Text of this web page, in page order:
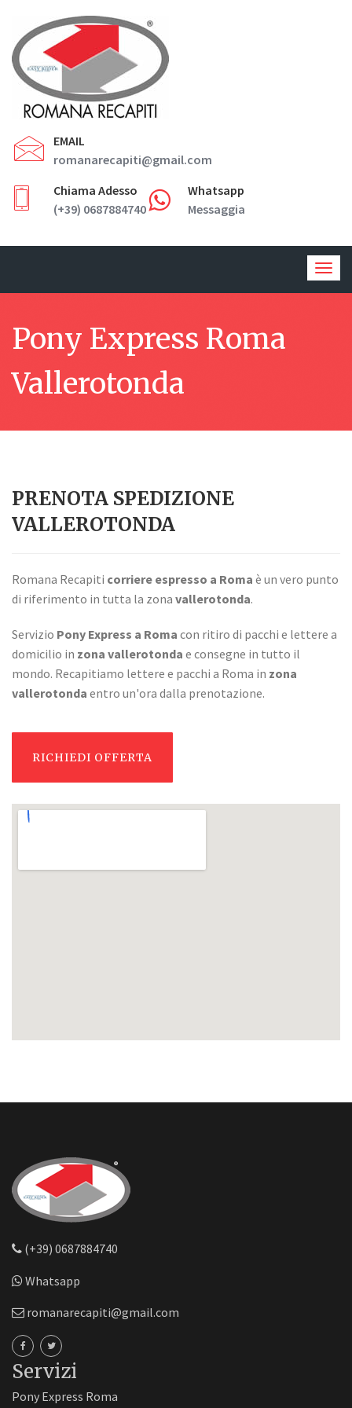
EMAIL
romanarecapiti@gmail.com
Chiama Adesso
(+39) 0687884740
Whatsapp
Messaggia
Pony Express Roma
Vallerotonda
PRENOTA SPEDIZIONE
VALLEROTONDA
Romana Recapiti corriere espresso a Roma è un vero punto
di riferimento in tutta la zona vallerotonda.
Servizio Pony Express a Roma con ritiro di pacchi e lettere a
domicilio in zona vallerotonda e consegne in tutto il
mondo. Recapitiamo lettere e pacchi a Roma in zona
vallerotonda entro un'ora dalla prenotazione.
RICHIEDI OFFERTA
(+39) 0687884740
Whatsapp
romanarecapiti@gmail.com
Servizi
Pony Express Roma